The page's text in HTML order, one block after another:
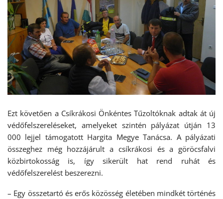
Ezt követően a Csíkrákosi Önkéntes Tűzoltóknak adtak át új
védőfelszereléseket, amelyeket szintén pályázat útján 13
000 lejjel támogatott Hargita Megye Tanácsa. A pályázati
összeghez még hozzájárult a csíkrákosi és a göröcsfalvi
közbirtokosság is, így sikerült hat rend ruhát és
védőfelszerelést beszerezni.
– Egy összetartó és erős közösség életében mindkét történés